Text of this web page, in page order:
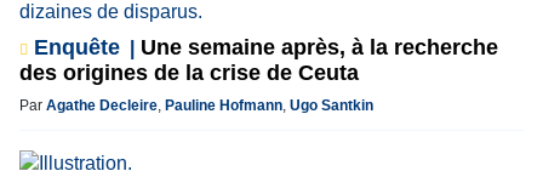
Enquête
Une semaine après, à la recherche
des origines de la crise de Ceuta
Par Agathe Decleire, Pauline Hofmann, Ugo Santkin